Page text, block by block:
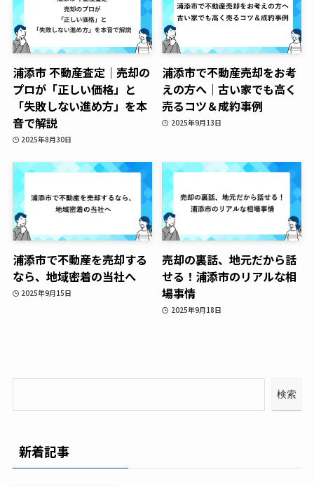
浦添市 不動産査定｜売却の
プロが「正しい価格」と
「失敗しない進め方」を本
音で解説
2025年8月30日
浦添市で不動産売却をお考
えの方へ｜古い家でも高く
売るコツ＆成約事例
2025年9月13日
浦添市で不動産を売却する
なら、地域密着の当社へ
2025年9月15日
売却の裏話、地元だから話
せる！浦添市のリアルな相
場事情
2025年9月18日
検索
新着記事